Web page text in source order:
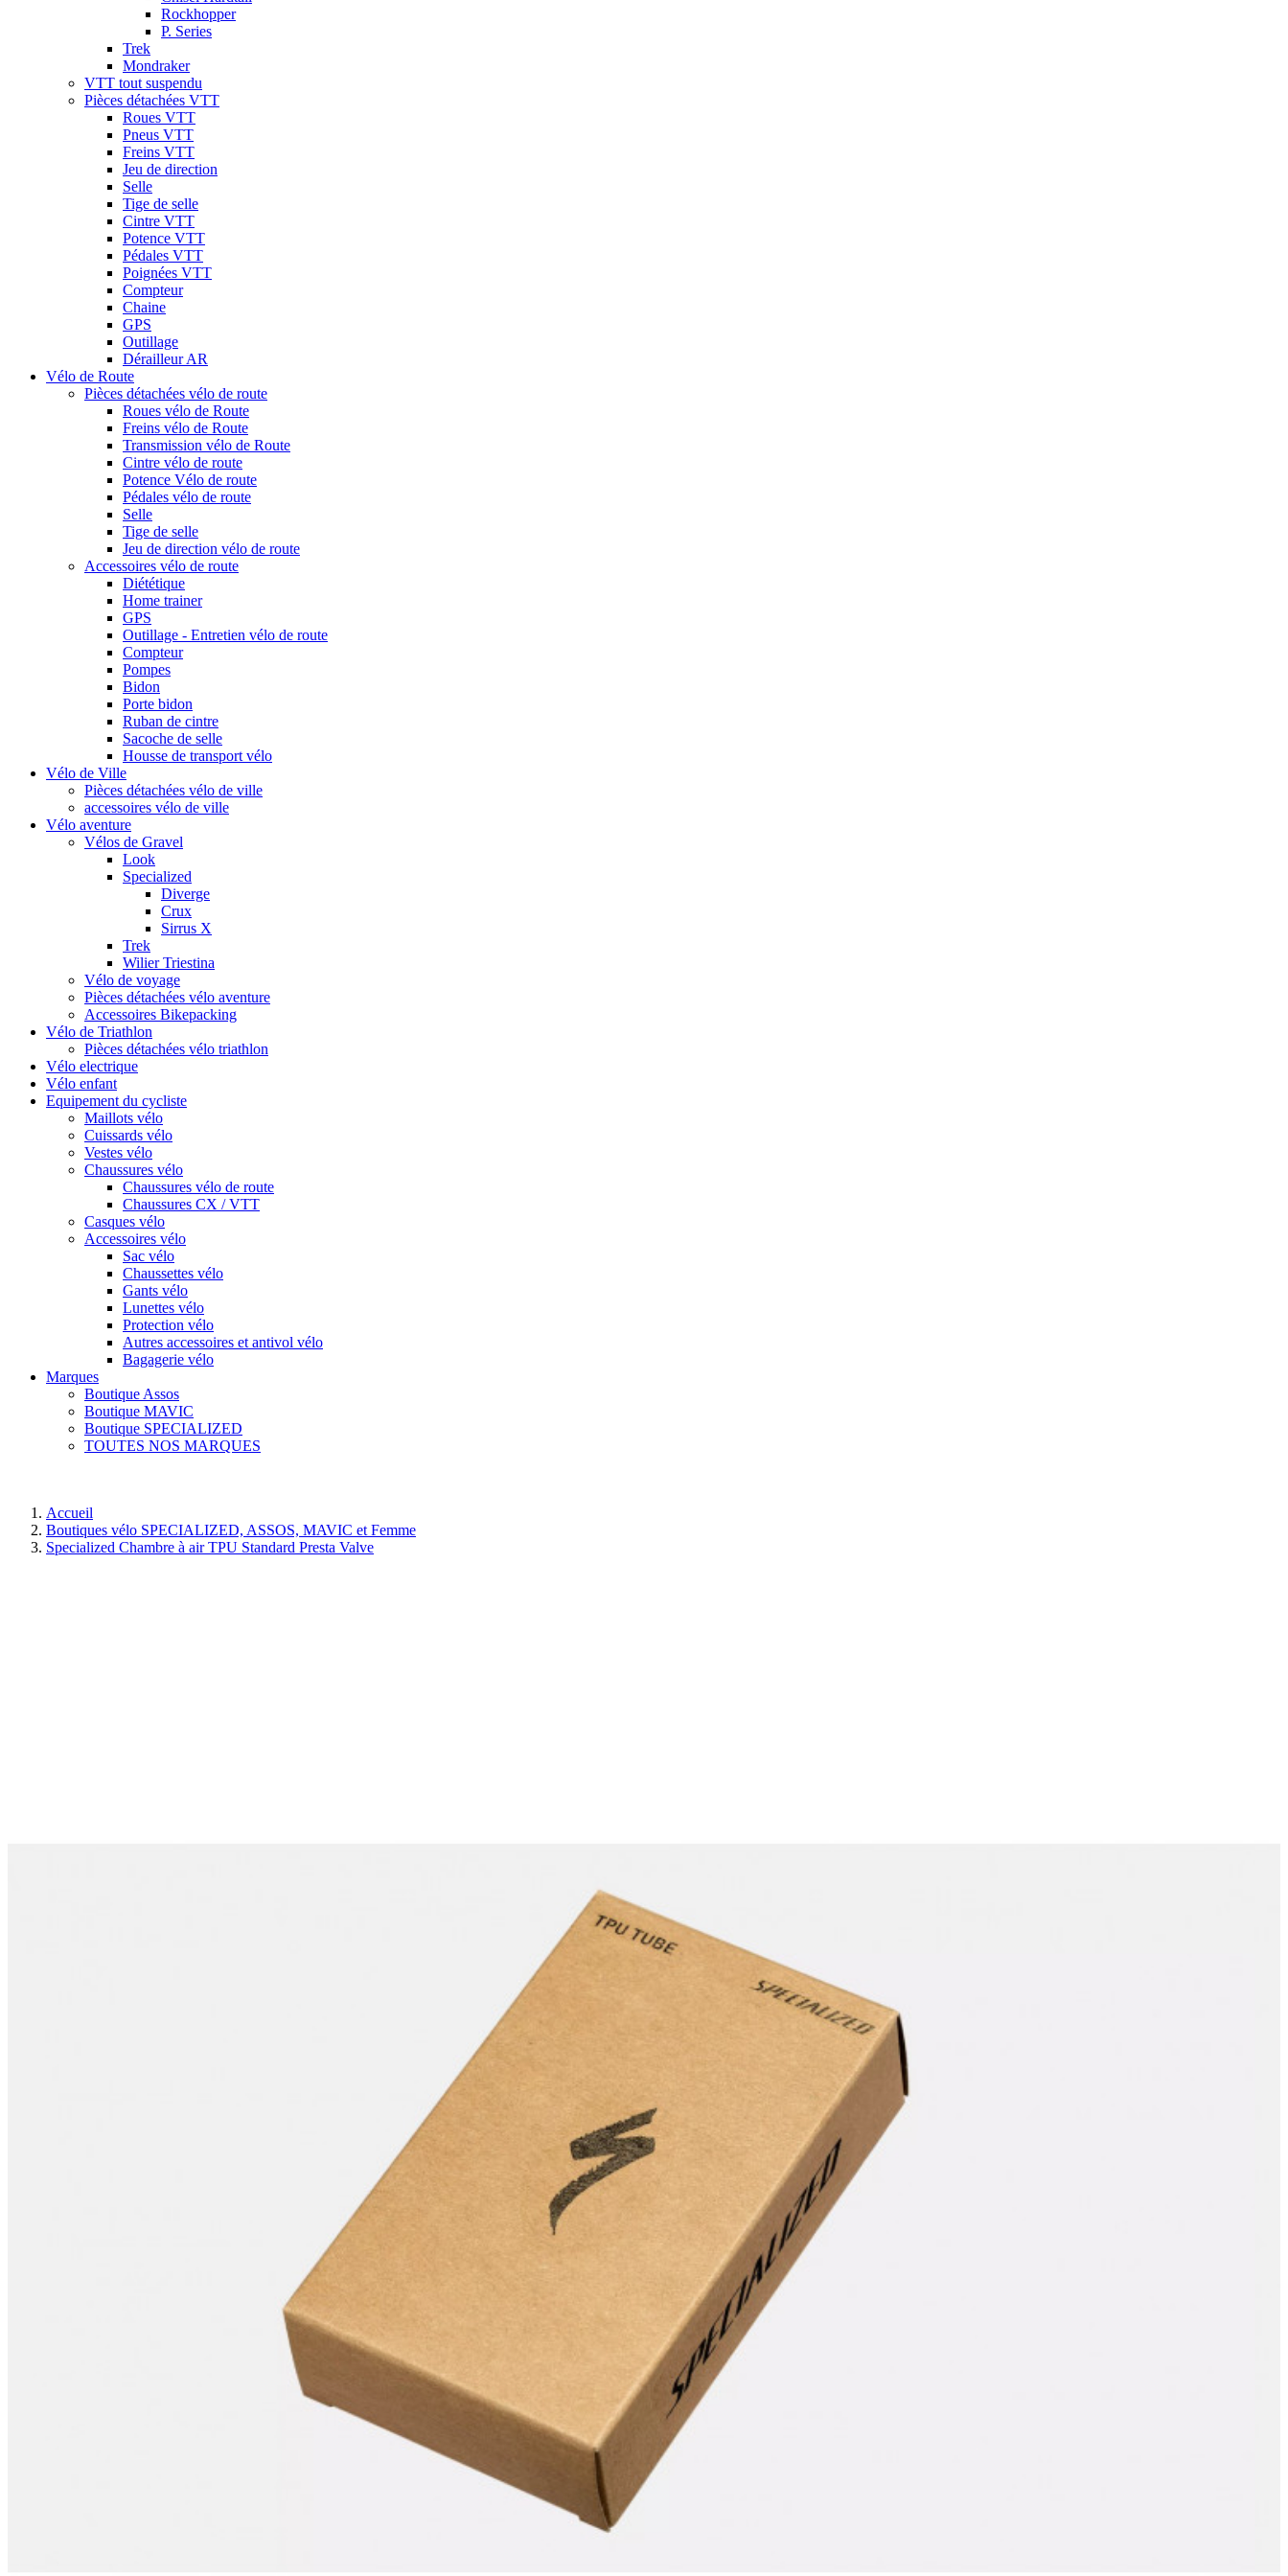
Rockhopper
P. Series
Trek
Mondraker
VTT tout suspendu
Pièces détachées VTT
Roues VTT
Pneus VTT
Freins VTT
Jeu de direction
Selle
Tige de selle
Cintre VTT
Potence VTT
Pédales VTT
Poignées VTT
Compteur
Chaine
GPS
Outillage
Dérailleur AR
Vélo de Route
Pièces détachées vélo de route
Roues vélo de Route
Freins vélo de Route
Transmission vélo de Route
Cintre vélo de route
Potence Vélo de route
Pédales vélo de route
Selle
Tige de selle
Jeu de direction vélo de route
Accessoires vélo de route
Diététique
Home trainer
GPS
Outillage - Entretien vélo de route
Compteur
Pompes
Bidon
Porte bidon
Ruban de cintre
Sacoche de selle
Housse de transport vélo
Vélo de Ville
Pièces détachées vélo de ville
accessoires vélo de ville
Vélo aventure
Vélos de Gravel
Look
Specialized
Diverge
Crux
Sirrus X
Trek
Wilier Triestina
Vélo de voyage
Pièces détachées vélo aventure
Accessoires Bikepacking
Vélo de Triathlon
Pièces détachées vélo triathlon
Vélo electrique
Vélo enfant
Equipement du cycliste
Maillots vélo
Cuissards vélo
Vestes vélo
Chaussures vélo
Chaussures vélo de route
Chaussures CX / VTT
Casques vélo
Accessoires vélo
Sac vélo
Chaussettes vélo
Gants vélo
Lunettes vélo
Protection vélo
Autres accessoires et antivol vélo
Bagagerie vélo
Marques
Boutique Assos
Boutique MAVIC
Boutique SPECIALIZED
TOUTES NOS MARQUES
Accueil
Boutiques vélo SPECIALIZED, ASSOS, MAVIC et Femme
Specialized Chambre à air TPU Standard Presta Valve